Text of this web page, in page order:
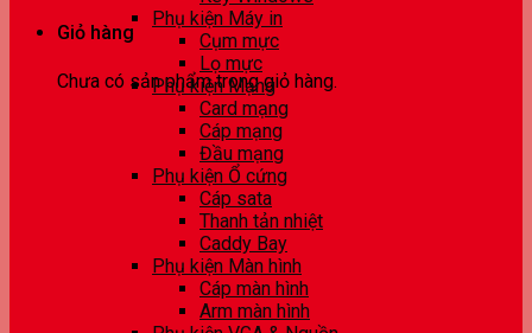
Giỏ hàng
Chưa có sản phẩm trong giỏ hàng.
Phụ kiện Máy in
Cụm mực
Lọ mực
Phụ kiện Mạng
Card mạng
Cáp mạng
Đầu mạng
Phụ kiện Ổ cứng
Cáp sata
Thanh tản nhiệt
Caddy Bay
Phụ kiện Màn hình
Cáp màn hình
Arm màn hình